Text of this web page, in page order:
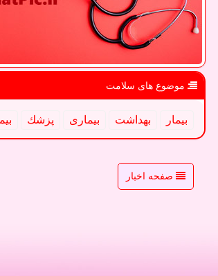
موضوع های سلامت
بیمار بهداشت بیماری پزشك
صفحه اخبار